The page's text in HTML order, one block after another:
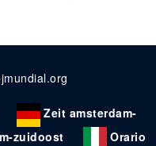
Zeit amsterdam-
zuidoost
Orario